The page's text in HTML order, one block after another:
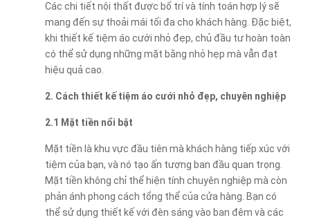
Các chi tiết nội thất được bố trí và tính toán hợp lý sẽ
mang đến sự thoải mái tối đa cho khách hàng. Đặc biệt,
khi thiết kế tiệm áo cưới nhỏ đẹp, chủ đầu tư hoàn toàn
có thể sử dụng những mặt bằng nhỏ hẹp mà vẫn đạt
hiệu quả cao.
2. Cách thiết kế tiệm áo cưới nhỏ đẹp, chuyên nghiệp
2.1 Mặt tiền nổi bật
Mặt tiền là khu vực đầu tiên mà khách hàng tiếp xúc với
tiệm của bạn, và nó tạo ấn tượng ban đầu quan trọng.
Mặt tiền không chỉ thể hiện tính chuyên nghiệp mà còn
phản ánh phong cách tổng thể của cửa hàng. Bạn có
thể sử dụng thiết kế với đèn sáng vào ban đêm và các